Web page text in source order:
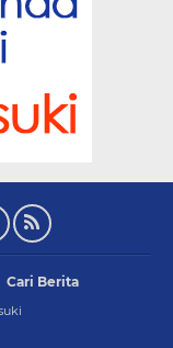
Cari Berita